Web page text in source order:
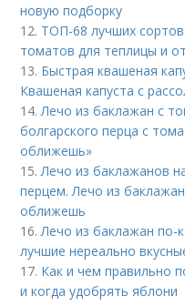
новую подборку
12. ТОП-68 лучших
томатов для теплицы и
13. Быстрая квашеная
Квашеная капуста с
14.Лечо из баклажан с
болгарского перца с
оближешь»
15.Лечо из баклажанов
перцем. Лечо из
оближешь
16.Лечо из баклажан по-
лучшие нереально
17. Как и чем правильно
и когда удобрять яблони